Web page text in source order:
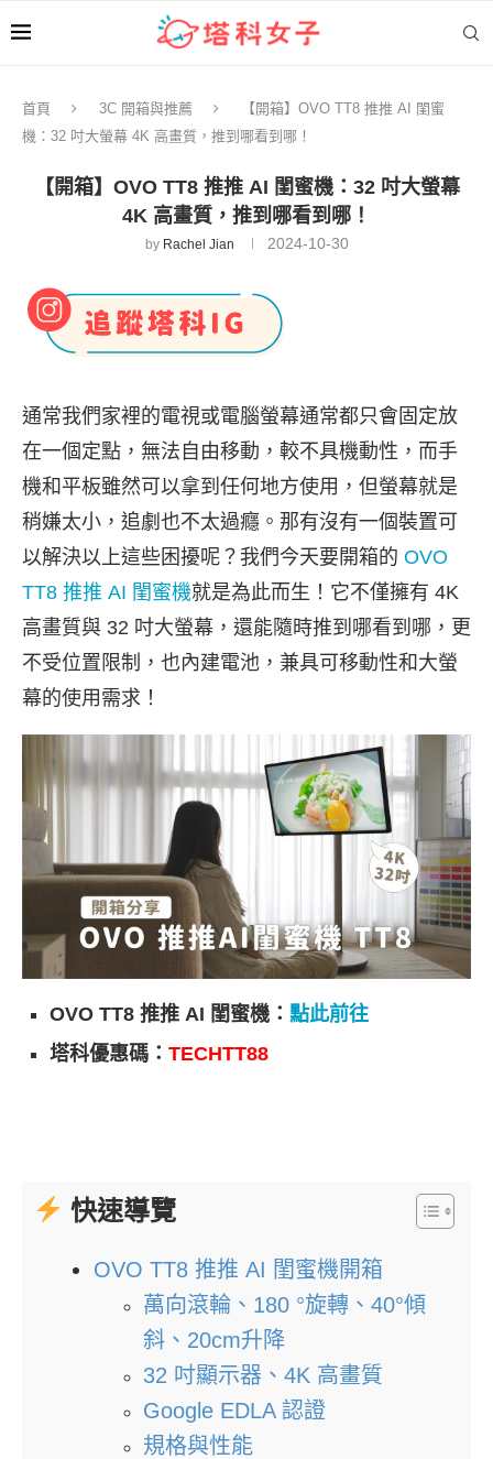
首頁 3C 開箱與推薦
【開箱】OVO TT8 推推 AI 閨蜜
機：32 吋大螢幕 4K 高畫質，推到哪看到哪！
【開箱】OVO TT8 推推 AI 閨蜜機：32 吋大螢幕
4K 高畫質，推到哪看到哪！
by Rachel Jian 2024-10-30
通常我們家裡的電視或電腦螢幕通常都只會固定放
在一個定點，無法自由移動，較不具機動性，而手
機和平板雖然可以拿到任何地方使用，但螢幕就是
稍嫌太小，追劇也不太過癮。那有沒有一個裝置可
以解決以上這些困擾呢？我們今天要開箱的 OVO
TT8 推推 AI 閨蜜機就是為此而生！它不僅擁有 4K
高畫質與 32 吋大螢幕，還能隨時推到哪看到哪，更
不受位置限制，也內建電池，兼具可移動性和大螢
幕的使用需求！
OVO TT8 推推 AI 閨蜜機： 點此前往
塔科優惠碼： TECHTT88
快速導覽
OVO TT8 推推 AI 閨蜜機開箱
萬向滾輪、180 °旋轉、40°傾
斜、20cm升降
32 吋顯示器、4K 高畫質
Google EDLA 認證
規格與性能